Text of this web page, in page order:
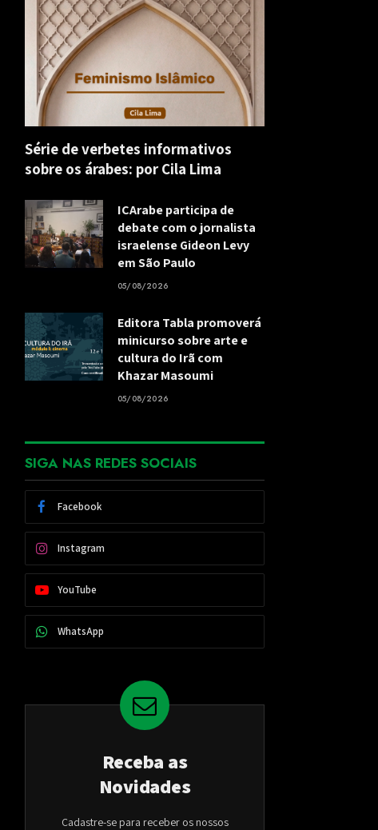
Série de verbetes informativos
sobre os árabes: por Cila Lima
ICArabe participa de
debate com o jornalista
israelense Gideon Levy
em São Paulo
05/08/2026
Editora Tabla promoverá
minicurso sobre arte e
cultura do Irã com
Khazar Masoumi
05/08/2026
SIGA NAS REDES SOCIAIS
Facebook
Instagram
YouTube
WhatsApp
Receba as
Novidades
Cadastre-se para receber os nossos